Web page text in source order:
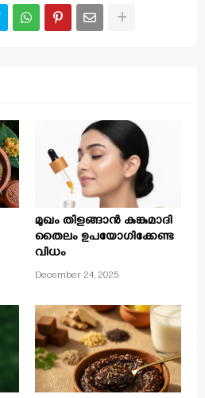
മുഖം തിളങ്ങാൻ കുങ്കുമാദി
തൈലം ഉപയോഗിക്കേണ്ട
വിധം
December 24, 2025